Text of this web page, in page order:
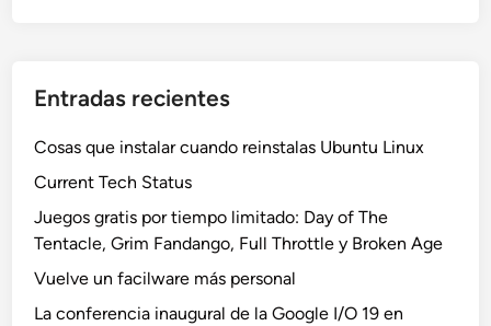
Entradas recientes
Cosas que instalar cuando reinstalas Ubuntu Linux
Current Tech Status
Juegos gratis por tiempo limitado: Day of The
Tentacle, Grim Fandango, Full Throttle y Broken Age
Vuelve un facilware más personal
La conferencia inaugural de la Google I/O 19 en